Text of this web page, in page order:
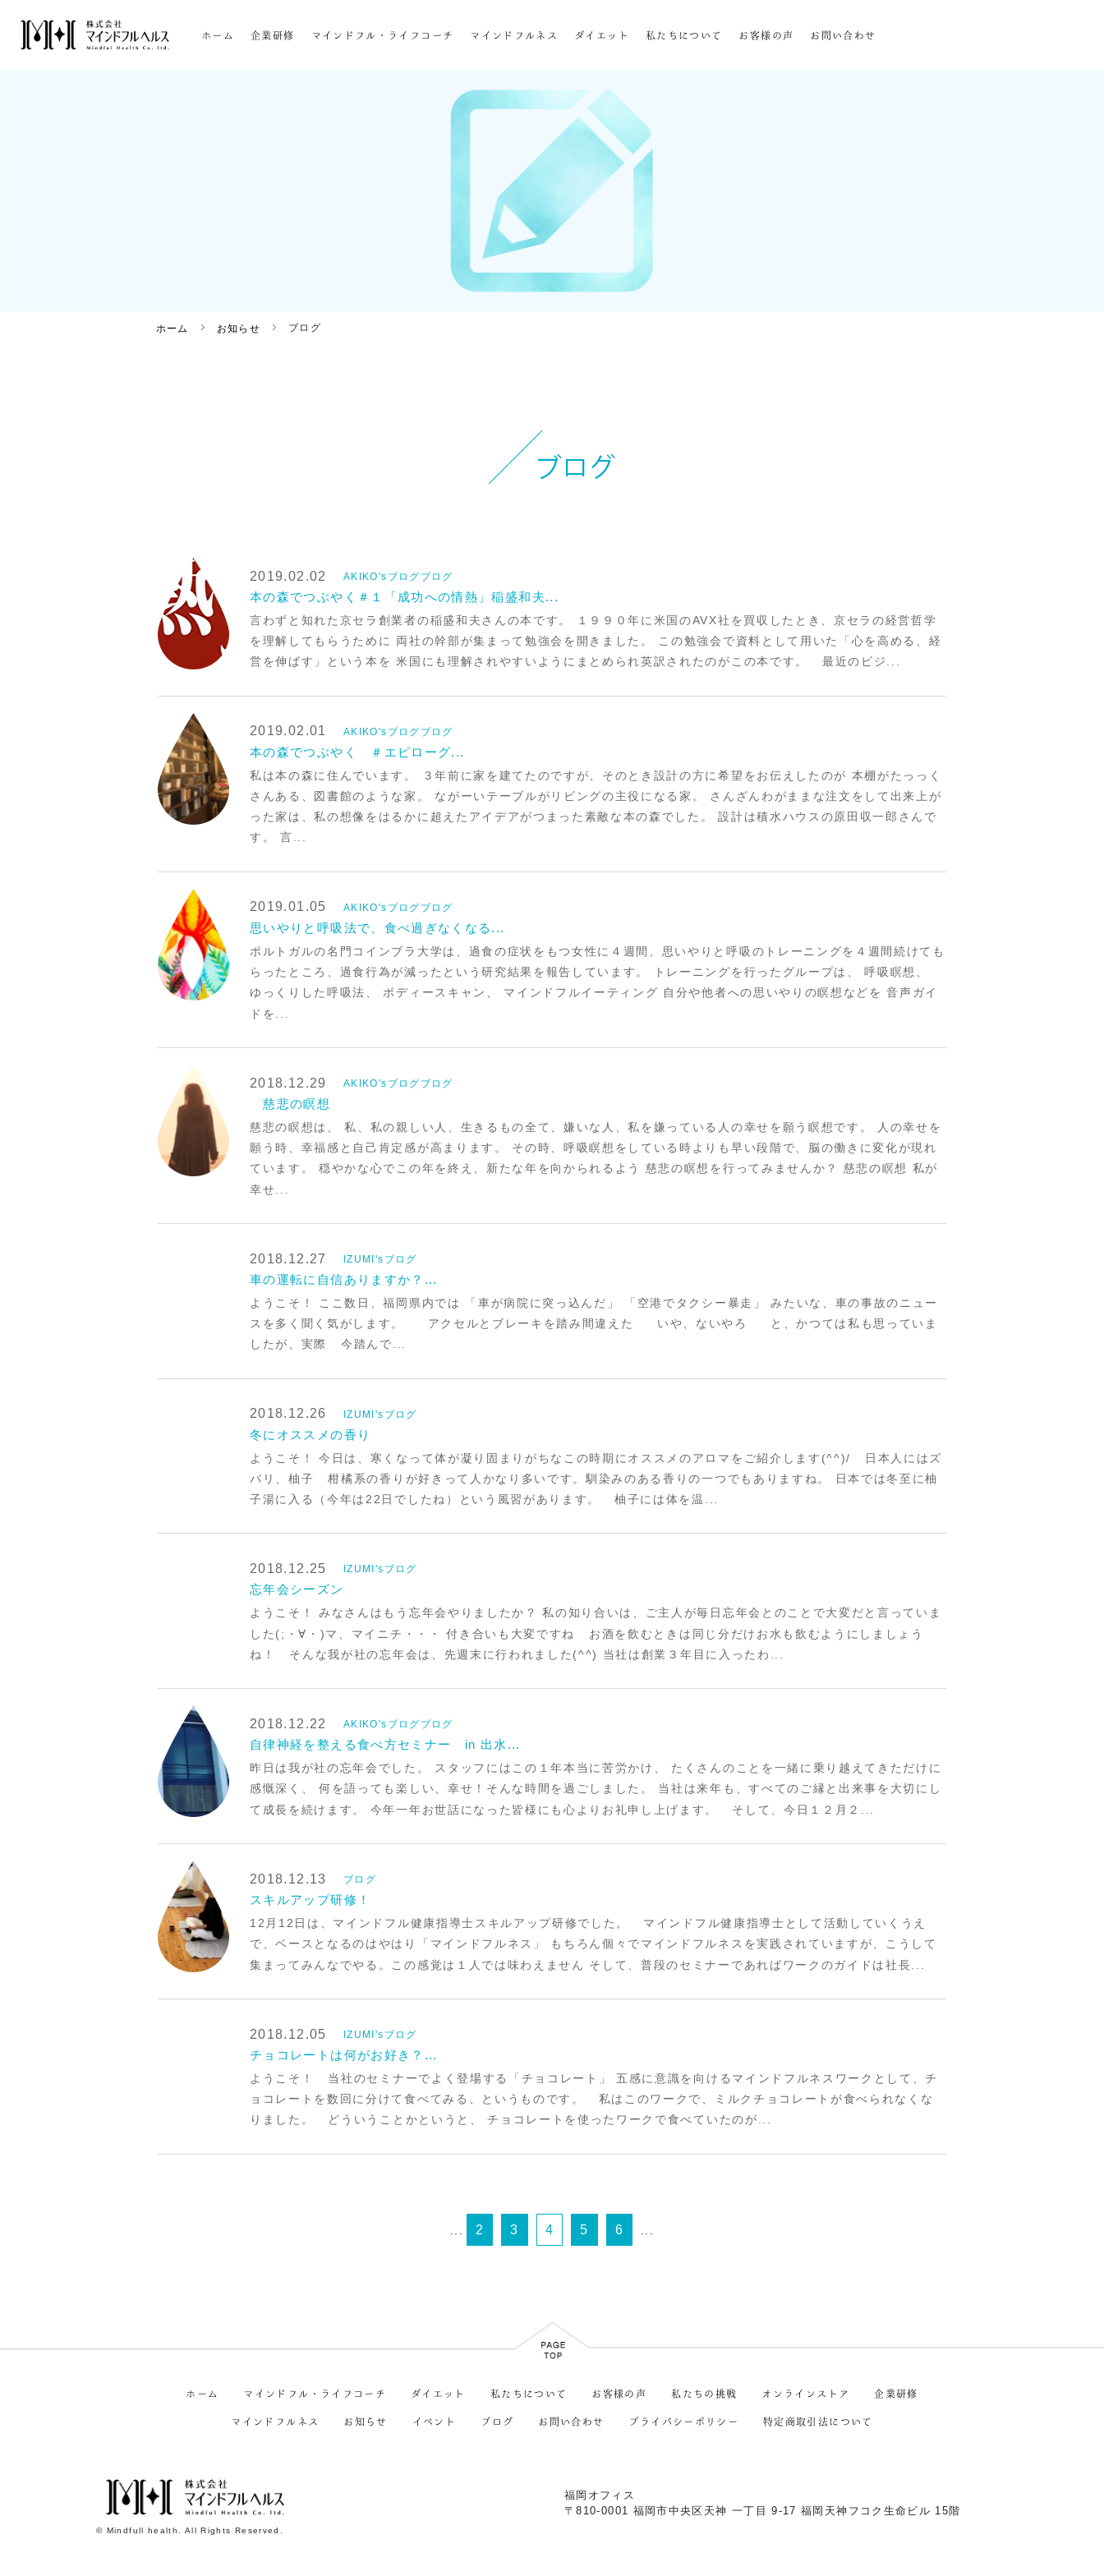
ホーム 企業研修 マインドフル・ライフコーチ マインドフルネス ダイエット 私たちについて お客様の声 お問い合わせ
マインドフル・ライフコーチ
マインドフルネス
私たちについて
ブログ
特定商取引法について
ホーム お知らせ ブログ
2019.02.02 AKIKO'sブログブログ
本の森でつぶやく＃１「成功への情熱」稲盛和夫...
言わずと知れた京セラ創業者の稲盛和夫さんの本です。 １９９０年に米国のAVX社を買収したとき、京セラの経営哲学
を理解してもらうために 両社の幹部が集まって勉強会を開きました。 この勉強会で資料として用いた「心を高める、経
営を伸ばす」という本を 米国にも理解されやすいようにまとめられ英訳されたのがこの本です。 最近のビジ...
2019.02.01 AKIKO'sブログブログ
本の森でつぶやく ＃エピローグ...
私は本の森に住んでいます。 ３年前に家を建てたのですが、そのとき設計の方に希望をお伝えしたのが 本棚がたっっく
さんある、図書館のような家。 ながーいテーブルがリビングの主役になる家。 さんざんわがままな注文をして出来上が
った家は、私の想像をはるかに超えたアイデアがつまった素敵な本の森でした。 設計は積水ハウスの原田収一郎さんで
す。 言...
2019.01.05 AKIKO'sブログブログ
思いやりと呼吸法で、食べ過ぎなくなる...
ポルトガルの名門コインブラ大学は、過食の症状をもつ女性に４週間、思いやりと呼吸のトレーニングを４週間続けても
らったところ、過食行為が減ったという研究結果を報告しています。 トレーニングを行ったグループは、 呼吸瞑想、
ゆっくりした呼吸法、 ボディースキャン、 マインドフルイーティング 自分や他者への思いやりの瞑想などを 音声ガイ
ドを...
2018.12.29 AKIKO'sブログブログ
慈悲の瞑想
慈悲の瞑想は、 私、私の親しい人、生きるもの全て、嫌いな人、私を嫌っている人の幸せを願う瞑想です。 人の幸せを
願う時、幸福感と自己肯定感が高まります。 その時、呼吸瞑想をしている時よりも早い段階で、脳の働きに変化が現れ
ています。 穏やかな心でこの年を終え、新たな年を向かられるよう 慈悲の瞑想を行ってみませんか？ 慈悲の瞑想 私が
幸せ...
2018.12.27 IZUMI'sブログ
車の運転に自信ありますか？...
ようこそ！ ここ数日、福岡県内では 「車が病院に突っ込んだ」 「空港でタクシー暴走」 みたいな、車の事故のニュー
スを多く聞く気がします。 アクセルとブレーキを踏み間違えた いや、ないやろ と、かつては私も思っていま
したが、実際 今踏んで...
2018.12.26 IZUMI'sブログ
冬にオススメの香り
ようこそ！ 今日は、寒くなって体が凝り固まりがちなこの時期にオススメのアロマをご紹介します(^^)/ 日本人にはズ
バリ、柚子 柑橘系の香りが好きって人かなり多いです。馴染みのある香りの一つでもありますね。 日本では冬至に柚
子湯に入る（今年は22日でしたね）という風習があります。 柚子には体を温...
2018.12.25 IZUMI'sブログ
忘年会シーズン
ようこそ！ みなさんはもう忘年会やりましたか？ 私の知り合いは、ご主人が毎日忘年会とのことで大変だと言っていま
した(;・∀・)マ、マイニチ・・・ 付き合いも大変ですね お酒を飲むときは同じ分だけお水も飲むようにしましょう
ね！ そんな我が社の忘年会は、先週末に行われました(^^) 当社は創業３年目に入ったわ...
2018.12.22 AKIKO'sブログブログ
自律神経を整える食べ方セミナー in 出水...
昨日は我が社の忘年会でした。 スタッフにはこの１年本当に苦労かけ、 たくさんのことを一緒に乗り越えてきただけに
感慨深く、 何を語っても楽しい、幸せ！そんな時間を過ごしました。 当社は来年も、すべてのご縁と出来事を大切にし
て成長を続けます。 今年一年お世話になった皆様にも心よりお礼申し上げます。 そして、今日１２月２...
2018.12.13 ブログ
スキルアップ研修！
12月12日は、マインドフル健康指導士スキルアップ研修でした。 マインドフル健康指導士として活動していくうえ
で、ベースとなるのはやはり「マインドフルネス」 もちろん個々でマインドフルネスを実践されていますが、こうして
集まってみんなでやる。この感覚は１人では味わえません そして、普段のセミナーであればワークのガイドは社長...
2018.12.05 IZUMI'sブログ
チョコレートは何がお好き？...
ようこそ！ 当社のセミナーでよく登場する「チョコレート」 五感に意識を向けるマインドフルネスワークとして、チ
ョコレートを数回に分けて食べてみる、というものです。 私はこのワークで、ミルクチョコレートが食べられなくな
りました。 どういうことかというと、 チョコレートを使ったワークで食べていたのが...
2 3 4 5 6
ホーム マインドフル・ライフコーチ ダイエット 私たちについて お客様の声 私たちの挑戦 オンラインストア 企業研修
マインドフルネス お知らせ イベント ブログ お問い合わせ プライバシーポリシー 特定商取引法について
© Mindfull health. All Rights Reserved.
福岡オフィス
〒810-0001 福岡市中央区天神 一丁目 9-17 福岡天神フコク生命ビル 15階